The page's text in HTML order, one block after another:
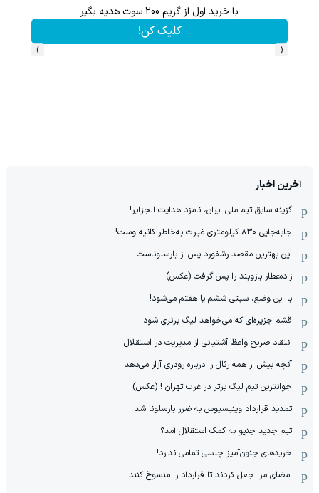
با خرید اول از گریم 200 سوت هدیه بگیر
کلیک کن!
‹
›
آخرین اخبار
گزینه سابق تیم ملی ایران، نامزد هدایت الجزایر!
جابه‌جایی ۸۳۰ کیلومتری غیرت به‌خاطر کانیه وست!
این بهترین مقصد رشفورد پس از بارسلوناست
زاده‌عطار بازوبند را پس گرفت (عکس)
با این وضع، سیتی ششم یا هفتم می‌شود!
قشم جزیره‌ای که می‌خواهد لیگ برتری شود
انتقاد صریح واعظ آشتیانی از مدیریت در استقلال
آنچه بیش از همه رئال را درباره رودری آزار می‌دهد
جوانترین تیم لیگ برتر در غرب تهران ! (عکس)
تمدید قرارداد وینیسیوس به ضرر بارسلونا شد
تیم جدید جنپو به کمک استقلال آمد؟
خریدهای جنون‌آمیز چلسی تمامی ندارد!
امضای مرا جعل کردند تا قرارداد را منسوخ کنند